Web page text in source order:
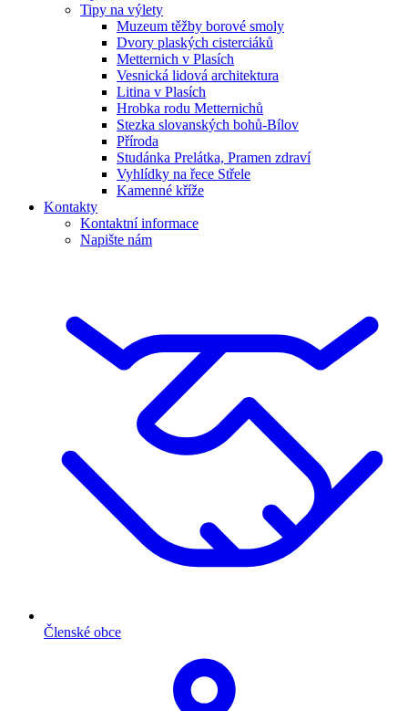
Tipy na výlety
Muzeum těžby borové smoly
Dvory plaských cisterciáků
Metternich v Plasích
Vesnická lidová architektura
Litina v Plasích
Hrobka rodu Metternichů
Stezka slovanských bohů-Bílov
Příroda
Studánka Prelátka, Pramen zdraví
Vyhlídky na řece Střele
Kamenné kříže
Kontakty
Kontaktní informace
Napište nám
Členské obce